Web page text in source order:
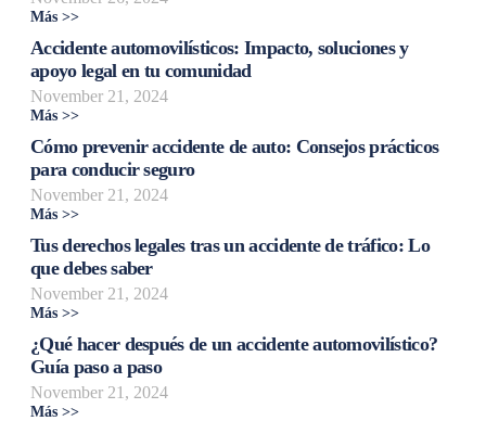
Más >>
Accidente automovilísticos: Impacto, soluciones y
apoyo legal en tu comunidad
November 21, 2024
Más >>
Cómo prevenir accidente de auto: Consejos prácticos
para conducir seguro
November 21, 2024
Más >>
Tus derechos legales tras un accidente de tráfico: Lo
que debes saber
November 21, 2024
Más >>
¿Qué hacer después de un accidente automovilístico?
Guía paso a paso
November 21, 2024
Más >>